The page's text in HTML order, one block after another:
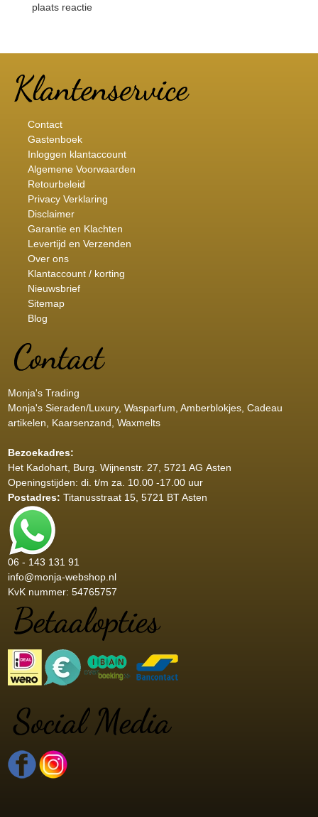
Contact
Gastenboek
Inloggen klantaccount
Algemene Voorwaarden
Retourbeleid
Privacy Verklaring
Disclaimer
Garantie en Klachten
Levertijd en Verzenden
Over ons
Klantaccount / korting
Nieuwsbrief
Sitemap
Blog
Monja's Trading
Monja's Sieraden/Luxury, Wasparfum, Amberblokjes, Cadeau
artikelen, Kaarsenzand, Waxmelts
Bezoekadres:
Het Kadohart, Burg. Wijnenstr. 27, 5721 AG Asten
Openingstijden: di. t/m za. 10.00 -17.00 uur
Postadres: Titanusstraat 15, 5721 BT Asten
06 - 143 131 91
info@monja-webshop.nl
KvK nummer: 54765757